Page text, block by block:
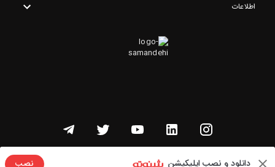
دانلود و نصب اپلیکیشن نصب
اطلاعات
تمامی حقوق این وبسایت متعلق به شنوتو است